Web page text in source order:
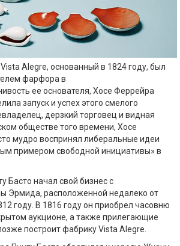
Alegre, основанный в 1824 году, был
фарфора в
ее основателя, Хосе Феррейра
запуск и успех этого смелого
дерзкий торговец и видная
обществе того времени, Хосе
мудро воспринял либеральные идеи
примером свободной инициативы» в
Басто начал свой бизнес с
Эрмида, расположенной недалеко от
году. В 1816 году он приобрел часовню
аукционе, а также прилегающие
построит фабрику Vista Alegre.